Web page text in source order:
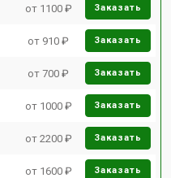
от 1100 ₽ Заказать
от 910 ₽ Заказать
от 700 ₽ Заказать
от 1000 ₽ Заказать
от 2200 ₽ Заказать
от 1600 ₽ Заказать